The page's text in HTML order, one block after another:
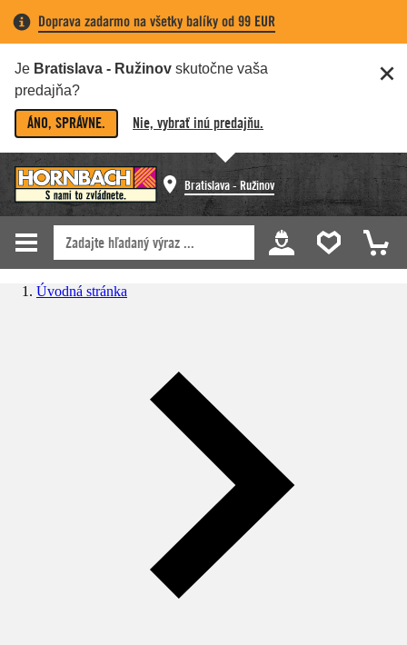
Doprava zadarmo na všetky balíky od 99 EUR
Je Bratislava - Ružinov skutočne vaša
predajňa?
ÁNO, SPRÁVNE. Nie, vybrať inú predajňu.
Bratislava - Ružinov
Úvodná stránka